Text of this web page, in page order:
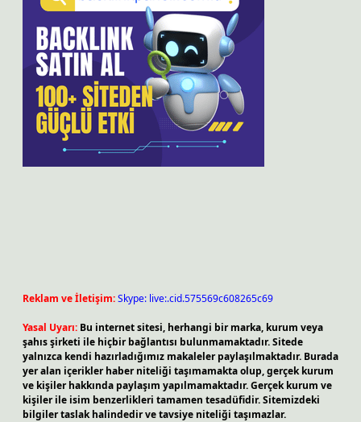
Reklam ve İletişim:Skype: live:.cid.575569c608265c69
Yasal Uyarı: Bu internet sitesi, herhangi bir marka, kurum veya
şahıs şirketi ile hiçbir bağlantısı bulunmamaktadır. Sitede
yalnızca kendi hazırladığımız makaleler paylaşılmaktadır. Burada
yer alan içerikler haber niteliği taşımamakta olup, gerçek kurum
ve kişiler hakkında paylaşım yapılmamaktadır. Gerçek kurum ve
kişiler ile isim benzerlikleri tamamen tesadüfidir. Sitemizdeki
bilgiler taslak halindedir ve tavsiye niteliği taşımazlar.